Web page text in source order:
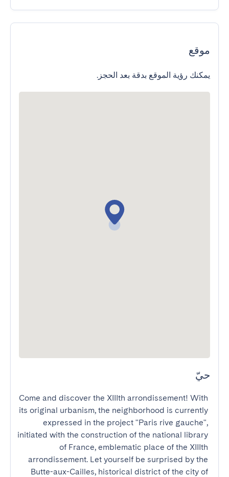
موقع
يمكنك رؤية الموقع بدقة بعد الحجز.
حيّ
Come and discover the XIIIth arrondissement! With
its original urbanism, the neighborhood is currently
expressed in the project "Paris rive gauche",
initiated with the construction of the national library
of France, emblematic place of the XIIIth
arrondissement. Let yourself be surprised by the
Butte-aux-Cailles, historical district of the city of